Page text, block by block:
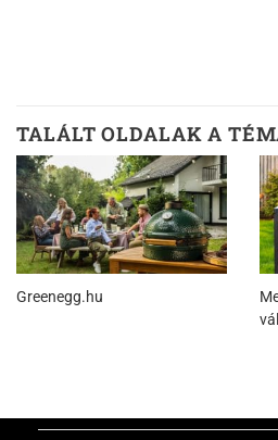
TALÁLT OLDALAK A
Greenegg.hu